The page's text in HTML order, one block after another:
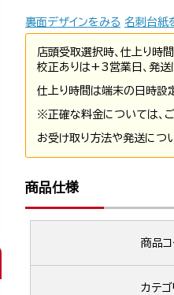
裏面デザインをみる 名刺台紙
店頭受取選択時、仕上り時
校正ありは+3営業日、発送
仕上り時間は端末の日時設
※正確な料金については、
お受け取り方法や発送につ
商品仕様
商品コ
カテゴ